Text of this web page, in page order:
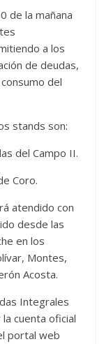
de la mañana
a los
de deudas,
del
stands son:
del Campo II.
Coro.
atendido con
desde las
en los
Montes,
Acosta.
Integrales
cuenta oficial
portal web